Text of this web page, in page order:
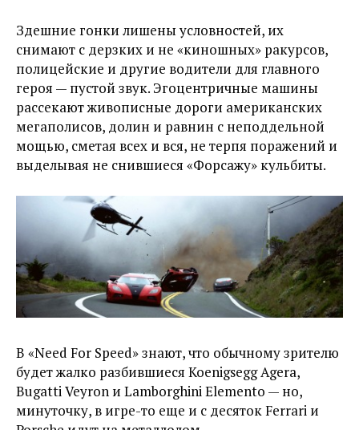
Здешние гонки лишены условностей, их
снимают с дерзких и не «киношных» ракурсов,
полицейские и другие водители для главного
героя — пустой звук. Эгоцентричные машины
рассекают живописные дороги американских
мегаполисов, долин и равнин с неподдельной
мощью, сметая всех и вся, не терпя поражений и
выделывая не снившиеся «Форсажу» кульбиты.
В «Need For Speed» знают, что обычному зрителю
будет жалко разбившиеся Koenigsegg Agera,
Bugatti Veyron и Lamborghini Elemento — но,
минуточку, в игре-то еще и с десяток Ferrari и